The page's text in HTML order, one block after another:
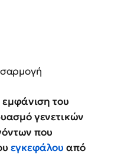
του
γενετικών
που
εγκεφάλου από